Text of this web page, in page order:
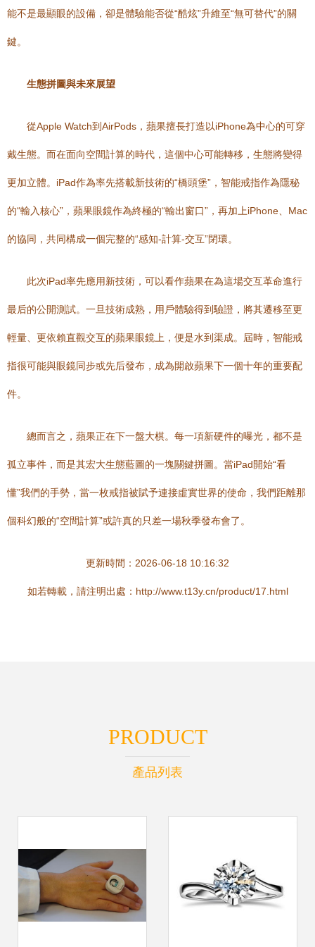
能不是最顯眼的設備，卻是體驗能否從“酷炫”升維至“無可替代”的關
鍵。
生態拼圖與未來展望
從Apple Watch到AirPods，蘋果擅長打造以iPhone為中心的可穿
戴生態。而在面向空間計算的時代，這個中心可能轉移，生態將變得
更加立體。iPad作為率先搭載新技術的“橋頭堡”，智能戒指作為隱秘
的“輸入核心”，蘋果眼鏡作為終極的“輸出窗口”，再加上iPhone、Mac
的協同，共同構成一個完整的“感知-計算-交互”閉環。
此次iPad率先應用新技術，可以看作蘋果在為這場交互革命進行
最后的公開測試。一旦技術成熟，用戶體驗得到驗證，將其遷移至更
輕量、更依賴直觀交互的蘋果眼鏡上，便是水到渠成。屆時，智能戒
指很可能與眼鏡同步或先后發布，成為開啟蘋果下一個十年的重要配
件。
總而言之，蘋果正在下一盤大棋。每一項新硬件的曝光，都不是
孤立事件，而是其宏大生態藍圖的一塊關鍵拼圖。當iPad開始“看
懂”我們的手勢，當一枚戒指被賦予連接虛實世界的使命，我們距離那
個科幻般的“空間計算”或許真的只差一場秋季發布會了。
更新時間：2026-06-18 10:16:32
如若轉載，請注明出處：http://www.t13y.cn/product/17.html
PRODUCT
產品列表